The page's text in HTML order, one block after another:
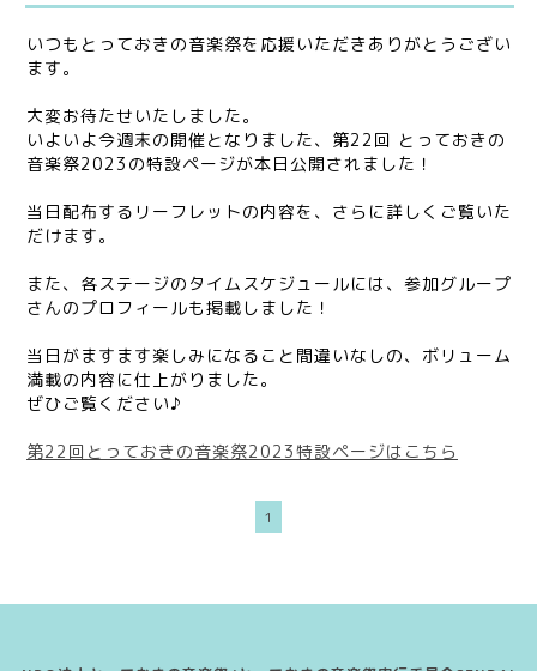
いつもとっておきの音楽祭を応援いただきありがとうござい
ます。
大変お待たせいたしました。
いよいよ今週末の開催となりました、第22回 とっておきの
音楽祭2023の特設ページが本日公開されました！
当日配布するリーフレットの内容を、さらに詳しくご覧いた
だけます。
また、各ステージのタイムスケジュールには、参加グループ
さんのプロフィールも掲載しました！
当日がますます楽しみになること間違いなしの、ボリューム
満載の内容に仕上がりました。
ぜひご覧ください♪
第22回とっておきの音楽祭2023特設ページはこちら
1